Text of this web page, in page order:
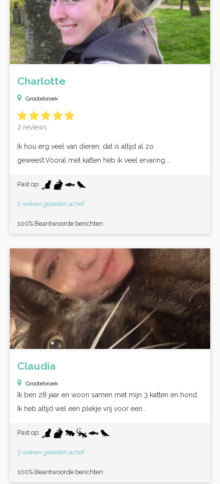
Charlotte
Grootebroek
2 reviews
Ik hou erg veel van dieren; dat is altijd al zo
geweest.Vooral met katten heb ik veel ervaring,...
Past op:
2 weken geleden actief
100% Beantwoorde berichten
Claudia
Grootebroek
Ik ben 28 jaar en woon samen met mijn 3 katten en hond.
Ik heb altijd wel een plekje vrij voor een...
Past op:
3 weken geleden actief
100% Beantwoorde berichten